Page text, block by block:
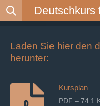
Zum
Hauptinhalt
Deutschkurs
Laden Sie hier den
herunter:
Kursplan
PDF – 74.1